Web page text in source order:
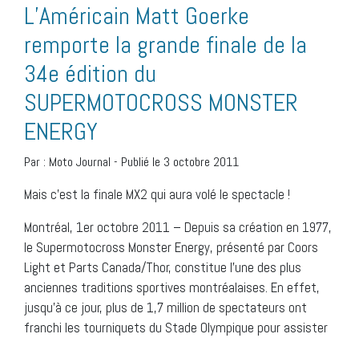
L’Américain Matt Goerke
remporte la grande finale de la
34e édition du
SUPERMOTOCROSS MONSTER
ENERGY
Par : Moto Journal - Publié le 3 octobre 2011
Mais c’est la finale MX2 qui aura volé le spectacle !
Montréal, 1er octobre 2011 – Depuis sa création en 1977,
le Supermotocross Monster Energy, présenté par Coors
Light et Parts Canada/Thor, constitue l’une des plus
anciennes traditions sportives montréalaises. En effet,
jusqu’à ce jour, plus de 1,7 million de spectateurs ont
franchi les tourniquets du Stade Olympique pour assister